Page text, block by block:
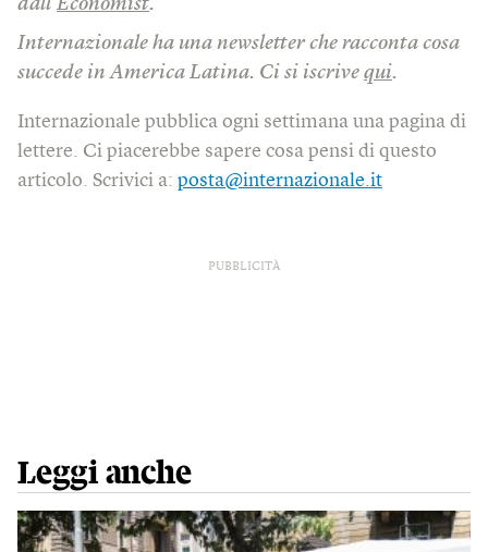
dall’ Economist.
Internazionale ha una newsletter che racconta cosa
succede in America Latina. Ci si iscrive qui.
Internazionale pubblica ogni settimana una pagina di
lettere. Ci piacerebbe sapere cosa pensi di questo
articolo. Scrivici a: posta@internazionale.it
PUBBLICITÀ
Leggi anche